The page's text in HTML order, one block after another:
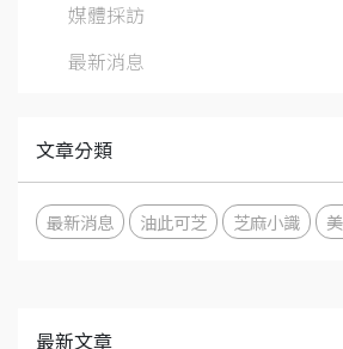
媒體採訪
最新消息
文章分類
最新消息 油此可芝 芝麻小識
最新文章